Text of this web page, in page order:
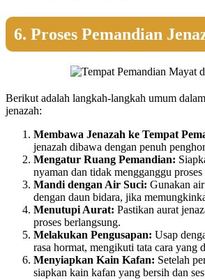
6. Proses Pemandian
Berikut adalah langkah-langkah umum
jenazah:
Membawa Jenazah ke Tempat
jenazah dibawa dengan penuh
Mengatur Ruang Pemandian:
nyaman dan tidak mengganggu proses
Mandi dengan Air Suci: Gunakan
dengan daun bidara, jika
Menutupi Aurat: Pastikan aurat
proses berlangsung.
Melakukan Pengusapan: Usap
rasa hormat, mengikuti tata cara yang
Menyiapkan Kain Kafan: Setelah
siapkan kain kafan yang bersih dan